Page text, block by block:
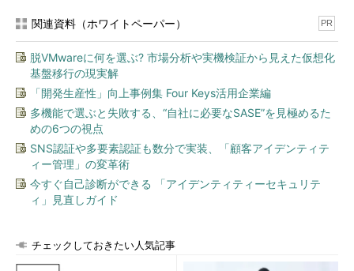
関連資料（ホワイトペーパー） PR
脱VMwareに何を選ぶ? 市場分析や実機検証から見えた仮想化
基盤移行の現実解
「開発生産性」向上事例集 Four Keys活用企業編
多機能で選ぶと失敗する、“自社に必要なSASE”を見極めるた
めの6つの視点
SNS認証や多要素認証も数分で実装、「顧客アイデンティテ
ィー管理」の変革術
今すぐ自己診断ができる 「アイデンティティーセキュリテ
ィ」見直しガイド
チェックしておきたい人気記事